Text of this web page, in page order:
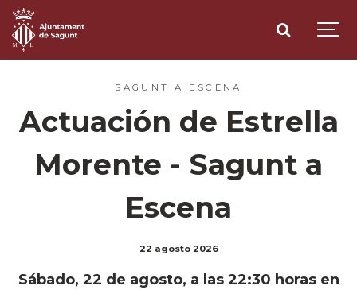
SAGUNT A ESCENA
Actuación de Estrella
Morente - Sagunt a
Escena
22 agosto 2026
Sábado, 22 de agosto, a las 22:30 horas en